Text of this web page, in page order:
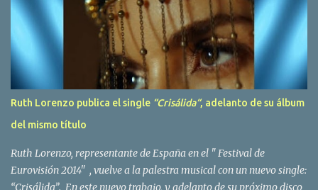
nacida en 1957, entró a formar parte de la formación musical
antes mencionada en el año 1979 sustituyendo a Amaya Saizar. Es
el año 1980 cuando son elegidos para representar a España en
Dublín donde, con su tema Quedate esta noche, obtienen el puesto
12 de 19 países. Tras esta participación graban en Estados Unidos
el disco Entrañablemente , abriendole las puertas del éxito en
America Latina, en especial en Mexico, en donde pasan largas
temporadas. En Trigo Limpio permanecerá hasta el año 1988,
Ruth Lorenzo publica el single “Crisálida“, adelanto de su álbum
del mismo título
Ruth Lorenzo, representante de España en el " Festival de
Eurovisión 2014" , vuelve a la palestra musical con un nuevo single:
“Crisálida”. En este nuevo trabajo, y adelanto de su próximo disco